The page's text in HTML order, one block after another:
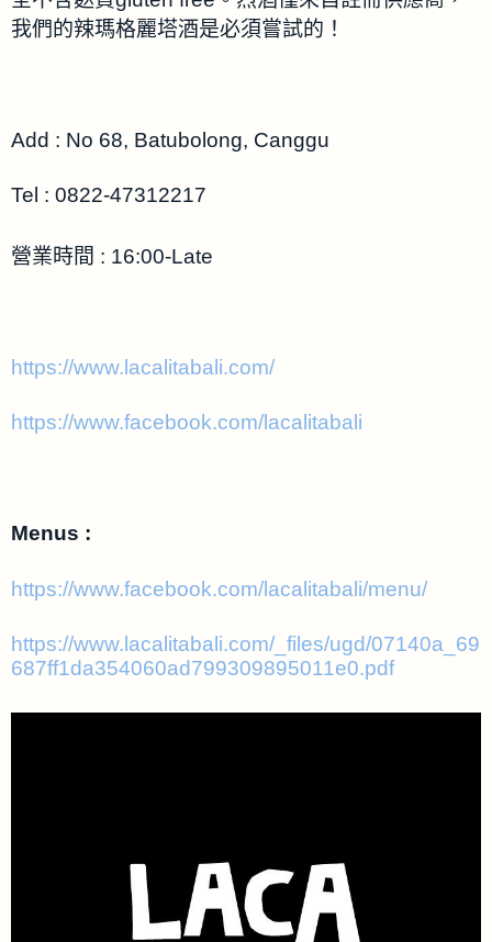
我們的辣瑪格麗塔酒是必須嘗試的！
Add : No 68, Batubolong, Canggu
Tel : 0822-47312217
營業時間 : 16:00-Late
https://www.lacalitabali.com/
https://www.facebook.com/lacalitabali
Menus :
https://www.facebook.com/lacalitabali/menu/
https://www.lacalitabali.com/_files/ugd/07140a_69
687ff1da354060ad799309895011e0.pdf